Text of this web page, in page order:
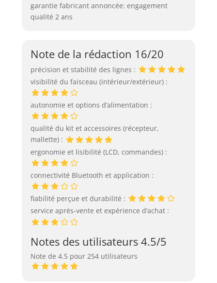
garantie fabricant annoncée: engagement
qualité 2 ans
Note de la rédaction 16/20
précision et stabilité des lignes :
visibilité du faisceau (intérieur/extérieur) :
autonomie et options d’alimentation :
qualité du kit et accessoires (récepteur,
mallette) :
ergonomie et lisibilité (LCD, commandes) :
connectivité Bluetooth et application :
fiabilité perçue et durabilité :
service après-vente et expérience d’achat :
Notes des utilisateurs 4.5/5
Note de 4.5 pour 254 utilisateurs